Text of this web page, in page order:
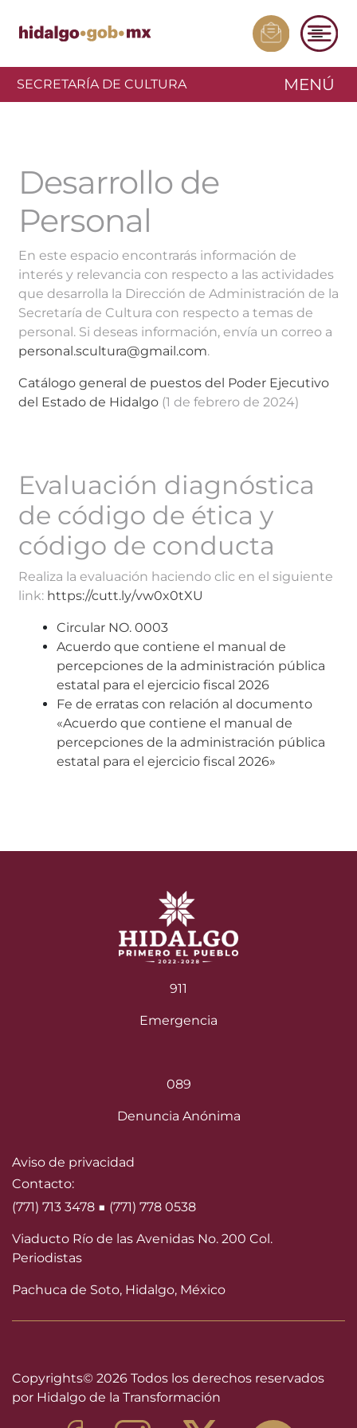
SECRETARÍA DE CULTURA MENÚ
Desarrollo de
Personal
En este espacio encontrarás información de
interés y relevancia con respecto a las actividades
que desarrolla la Dirección de Administración de la
Secretaría de Cultura con respecto a temas de
personal. Si deseas información, envía un correo a
personal.scultura@gmail.com.
Catálogo general de puestos del Poder Ejecutivo
del Estado de Hidalgo(1 de febrero de 2024)
Evaluación diagnóstica
de código de ética y
código de conducta
Realiza la evaluación haciendo clic en el siguiente
link: https://cutt.ly/vw0x0tXU
Circular NO. 0003
Acuerdo que contiene el manual de
percepciones de la administración pública
estatal para el ejercicio fiscal 2026
Fe de erratas con relación al documento
«Acuerdo que contiene el manual de
percepciones de la administración pública
estatal para el ejercicio fiscal 2026»
911
Emergencia
089
Denuncia Anónima
Aviso de privacidad
Contacto:
(771) 713 3478 ■ (771) 778 0538
Viaducto Río de las Avenidas No. 200 Col.
Periodistas
Pachuca de Soto, Hidalgo, México
Copyrights© 2026 Todos los derechos reservados
por Hidalgo de la Transformación